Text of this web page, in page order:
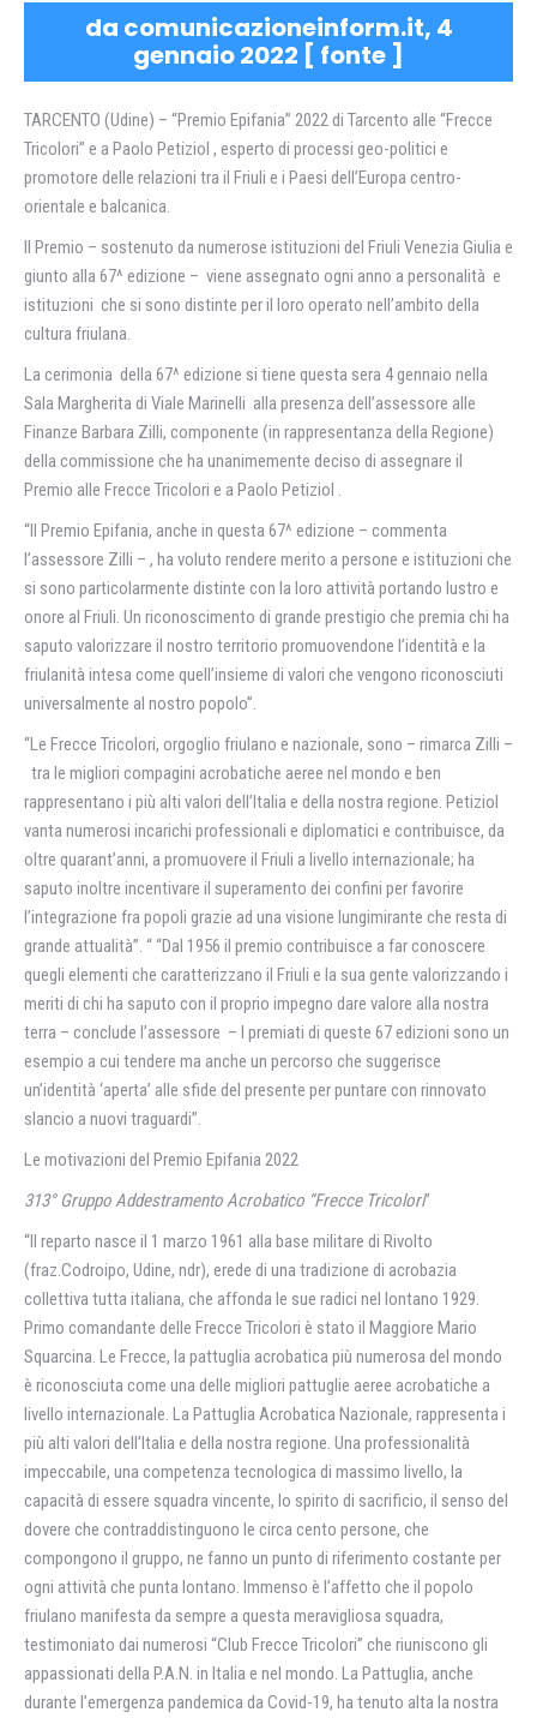
da comunicazioneinform.it, 4
gennaio 2022 [ fonte ]
TARCENTO (Udine) – “Premio Epifania” 2022 di Tarcento alle “Frecce
Tricolori” e a Paolo Petiziol , esperto di processi geo-politici e
promotore delle relazioni tra il Friuli e i Paesi dell’Europa centro-
orientale e balcanica.
Il Premio – sostenuto da numerose istituzioni del Friuli Venezia Giulia e
giunto alla 67^ edizione – viene assegnato ogni anno a personalità e
istituzioni che si sono distinte per il loro operato nell’ambito della
cultura friulana.
La cerimonia della 67^ edizione si tiene questa sera 4 gennaio nella
Sala Margherita di Viale Marinelli alla presenza dell’assessore alle
Finanze Barbara Zilli, componente (in rappresentanza della Regione)
della commissione che ha unanimemente deciso di assegnare il
Premio alle Frecce Tricolori e a Paolo Petiziol .
“Il Premio Epifania, anche in questa 67^ edizione – commenta
l’assessore Zilli – , ha voluto rendere merito a persone e istituzioni che
si sono particolarmente distinte con la loro attività portando lustro e
onore al Friuli. Un riconoscimento di grande prestigio che premia chi ha
saputo valorizzare il nostro territorio promuovendone l’identità e la
friulanità intesa come quell’insieme di valori che vengono riconosciuti
universalmente al nostro popolo”.
“Le Frecce Tricolori, orgoglio friulano e nazionale, sono – rimarca Zilli –
tra le migliori compagini acrobatiche aeree nel mondo e ben
rappresentano i più alti valori dell’Italia e della nostra regione. Petiziol
vanta numerosi incarichi professionali e diplomatici e contribuisce, da
oltre quarant’anni, a promuovere il Friuli a livello internazionale; ha
saputo inoltre incentivare il superamento dei confini per favorire
l’integrazione fra popoli grazie ad una visione lungimirante che resta di
grande attualità”. “ “Dal 1956 il premio contribuisce a far conoscere
quegli elementi che caratterizzano il Friuli e la sua gente valorizzando i
meriti di chi ha saputo con il proprio impegno dare valore alla nostra
terra – conclude l’assessore – I premiati di queste 67 edizioni sono un
esempio a cui tendere ma anche un percorso che suggerisce
un’identità ‘aperta’ alle sfide del presente per puntare con rinnovato
slancio a nuovi traguardi”.
Le motivazioni del Premio Epifania 2022
313° Gruppo Addestramento Acrobatico “Frecce Tricolori”
“Il reparto nasce il 1 marzo 1961 alla base militare di Rivolto
(fraz.Codroipo, Udine, ndr), erede di una tradizione di acrobazia
collettiva tutta italiana, che affonda le sue radici nel lontano 1929.
Primo comandante delle Frecce Tricolori è stato il Maggiore Mario
Squarcina. Le Frecce, la pattuglia acrobatica più numerosa del mondo
è riconosciuta come una delle migliori pattuglie aeree acrobatiche a
livello internazionale. La Pattuglia Acrobatica Nazionale, rappresenta i
più alti valori dell’Italia e della nostra regione. Una professionalità
impeccabile, una competenza tecnologica di massimo livello, la
capacità di essere squadra vincente, lo spirito di sacrificio, il senso del
dovere che contraddistinguono le circa cento persone, che
compongono il gruppo, ne fanno un punto di riferimento costante per
ogni attività che punta lontano. Immenso è l’affetto che il popolo
friulano manifesta da sempre a questa meravigliosa squadra,
testimoniato dai numerosi “Club Frecce Tricolori” che riuniscono gli
appassionati della P.A.N. in Italia e nel mondo. La Pattuglia, anche
durante l’emergenza pandemica da Covid-19, ha tenuto alta la nostra